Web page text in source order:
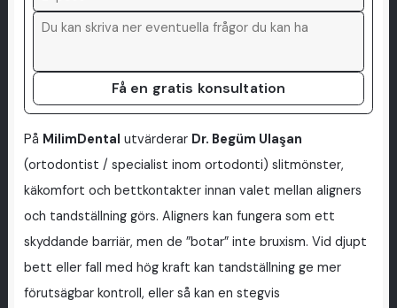
Få en gratis konsultation
På MilimDental utvärderar Dr. Begüm Ulaşan
(ortodontist / specialist inom ortodonti) slitmönster,
käkomfort och bettkontakter innan valet mellan aligners
och tandställning görs. Aligners kan fungera som ett
skyddande barriär, men de ”botar” inte bruxism. Vid djupt
bett eller fall med hög kraft kan tandställning ge mer
förutsägbar kontroll, eller så kan en stegvis